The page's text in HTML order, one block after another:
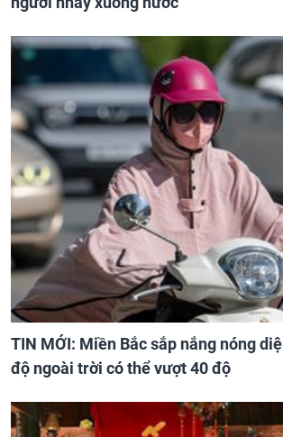
TIN MỚI: Miền Bắc sắp nắng nóng
độ ngoài trời có thể vượt 40 độ